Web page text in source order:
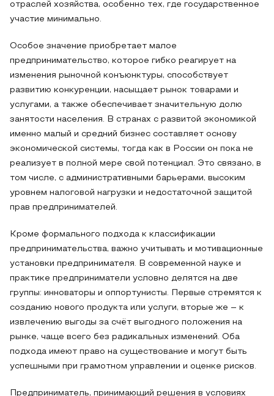
отраслей хозяйства, особенно тех, где государственное
участие минимально.
Особое значение приобретает малое
предпринимательство, которое гибко реагирует на
изменения рыночной конъюнктуры, способствует
развитию конкуренции, насыщает рынок товарами и
услугами, а также обеспечивает значительную долю
занятости населения. В странах с развитой экономикой
именно малый и средний бизнес составляет основу
экономической системы, тогда как в России он пока не
реализует в полной мере свой потенциал. Это связано, в
том числе, с административными барьерами, высоким
уровнем налоговой нагрузки и недостаточной защитой
прав предпринимателей.
Кроме формального подхода к классификации
предпринимательства, важно учитывать и мотивационные
установки предпринимателя. В современной науке и
практике предприниматели условно делятся на две
группы: инноваторы и оппортунисты. Первые стремятся к
созданию нового продукта или услуги, вторые же – к
извлечению выгоды за счёт выгодного положения на
рынке, чаще всего без радикальных изменений. Оба
подхода имеют право на существование и могут быть
успешными при грамотном управлении и оценке рисков.
Предприниматель, принимающий решения в условиях